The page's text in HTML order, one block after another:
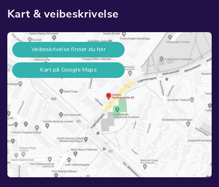
Kart & veibeskrivelse
Veibeskrivelse finner du her
Kart på Google Maps